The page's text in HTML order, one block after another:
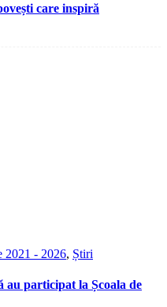
care inspiră
2021 - 2026, Știri
au participat la Școala de